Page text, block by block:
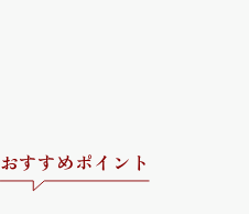
おすすめポイント